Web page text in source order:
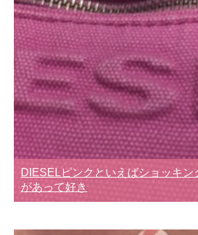
DIESELピンクといえばショッキン
があって好き